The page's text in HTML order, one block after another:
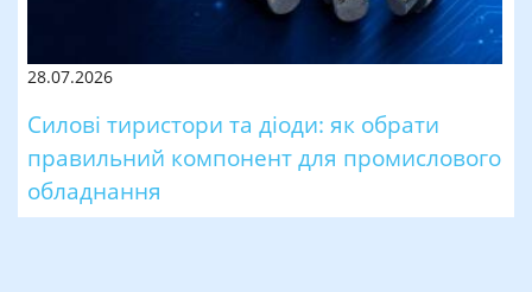
28.07.2026
Силові тиристори та діоди: як обрати
правильний компонент для промислового
обладнання